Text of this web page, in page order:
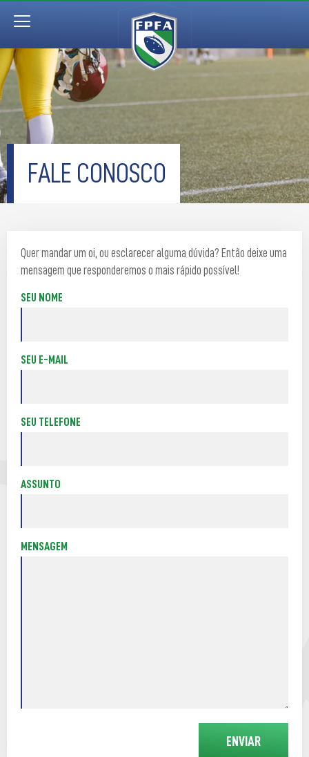
FALE CONOSCO
Quer mandar um oi, ou esclarecer alguma dúvida? Então deixe uma
mensagem que responderemos o mais rápido possível!
SEU NOME
SEU E-MAIL
SEU TELEFONE
ASSUNTO
MENSAGEM